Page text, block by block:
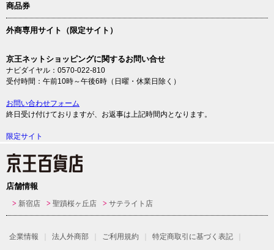
商品券
外商専用サイト（限定サイト）
京王ネットショッピングに関するお問い合せ
ナビダイヤル：0570-022-810
受付時間：午前10時～午後6時（日曜・休業日除く）
お問い合わせフォーム
終日受け付けておりますが、お返事は上記時間内となります。
限定サイト
店舗情報
新宿店 聖蹟桜ヶ丘店 サテライト店
企業情報 法人外商部 ご利用規約
特定商取引に基づく表記